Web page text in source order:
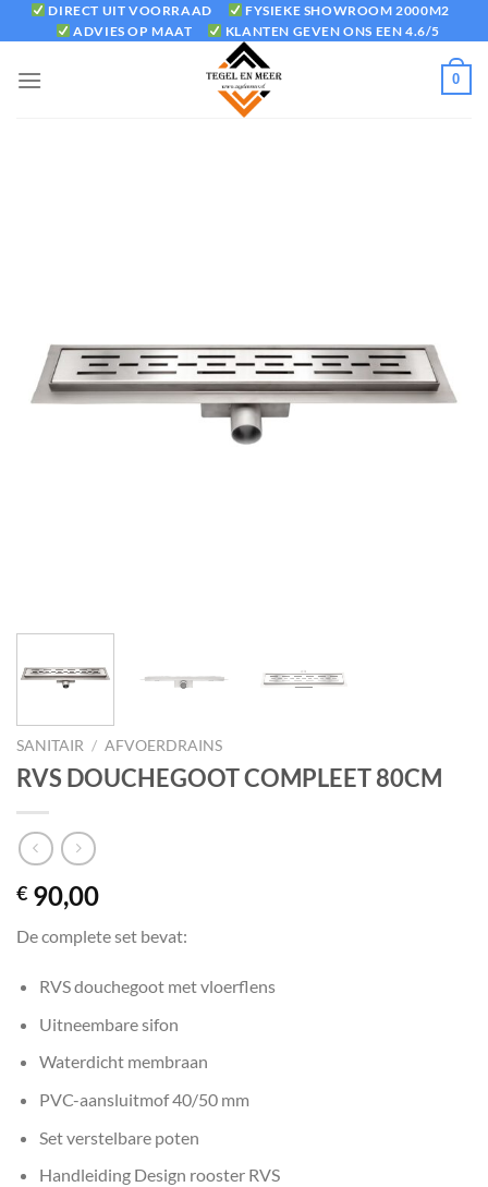
naar
DIRECT UIT VOORRAAD
FYSIEKE SHOWROOM 2000M2
ADVIES OP MAAT
KLANTEN GEVEN ONS EEN 4.6/5
0
SANITAIR / AFVOERDRAINS
RVS DOUCHEGOOT COMPLEET 80CM
€ 90,00
De complete set bevat:
RVS douchegoot met vloerflens
Uitneembare sifon
Waterdicht membraan
PVC-aansluitmof 40/50 mm
Set verstelbare poten
Handleiding Design rooster RVS